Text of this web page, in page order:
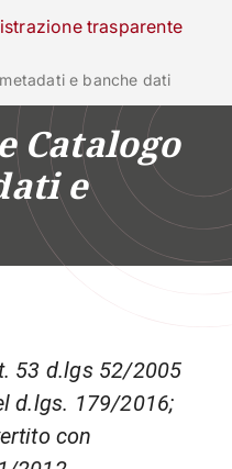
Area
Lavora con
CORSI STUDIARE
CAMPUS
IMPRESE E IMPATTO
trasparente
e banche dati
Catalogo
e
53 d.lgs 52/2005
d.lgs. 179/2016;
con